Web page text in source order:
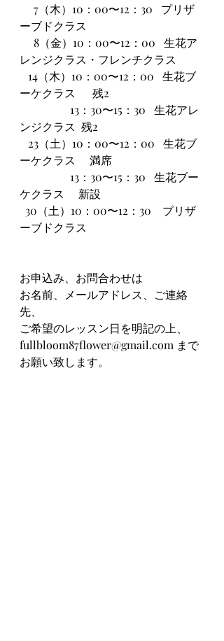
7（木）10：00〜12：30   プリザ
ーブドクラス
8（金）10：00〜12：00   生花ア
レンジクラス・フレンチクラス
14（木）10：00〜12：00   生花ブ
ーケクラス      残2
13：30〜15：30   生花アレ
ンジクラス  残2
23（土）10：00〜12：00   生花ブ
ーケクラス　 満席
13：30〜15：30   生花ブー
ケクラス　 新設
30（土）10：00〜12：30　プリザ
ーブドクラス
お申込み、お問合わせは
お名前、メールアドレス、ご連絡
先、
ご希望のレッスン日を明記の上、
fullbloom87flower@gmail.com まで
お願い致します。